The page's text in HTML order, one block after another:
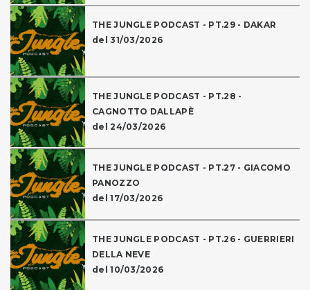
THE JUNGLE PODCAST - PT.29 - DAKAR
del 31/03/2026
THE JUNGLE PODCAST - PT.28 -
CAGNOTTO DALLAPÈ
del 24/03/2026
THE JUNGLE PODCAST - PT.27 - GIACOMO
PANOZZO
del 17/03/2026
THE JUNGLE PODCAST - PT.26 - GUERRIERI
DELLA NEVE
del 10/03/2026